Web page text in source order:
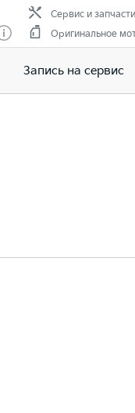
Сервис и запчасти
Оригинальное
Запись на сервис